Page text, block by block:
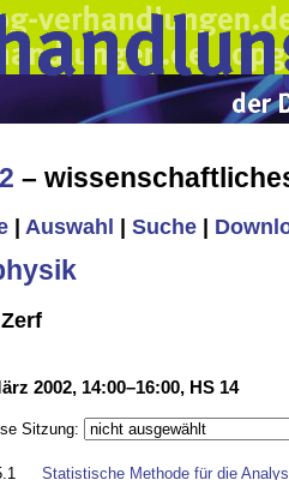
–
Auswahl Suche
2002, 14:00–16:00, HS 14
Sitzung:
Statistische Methode für die